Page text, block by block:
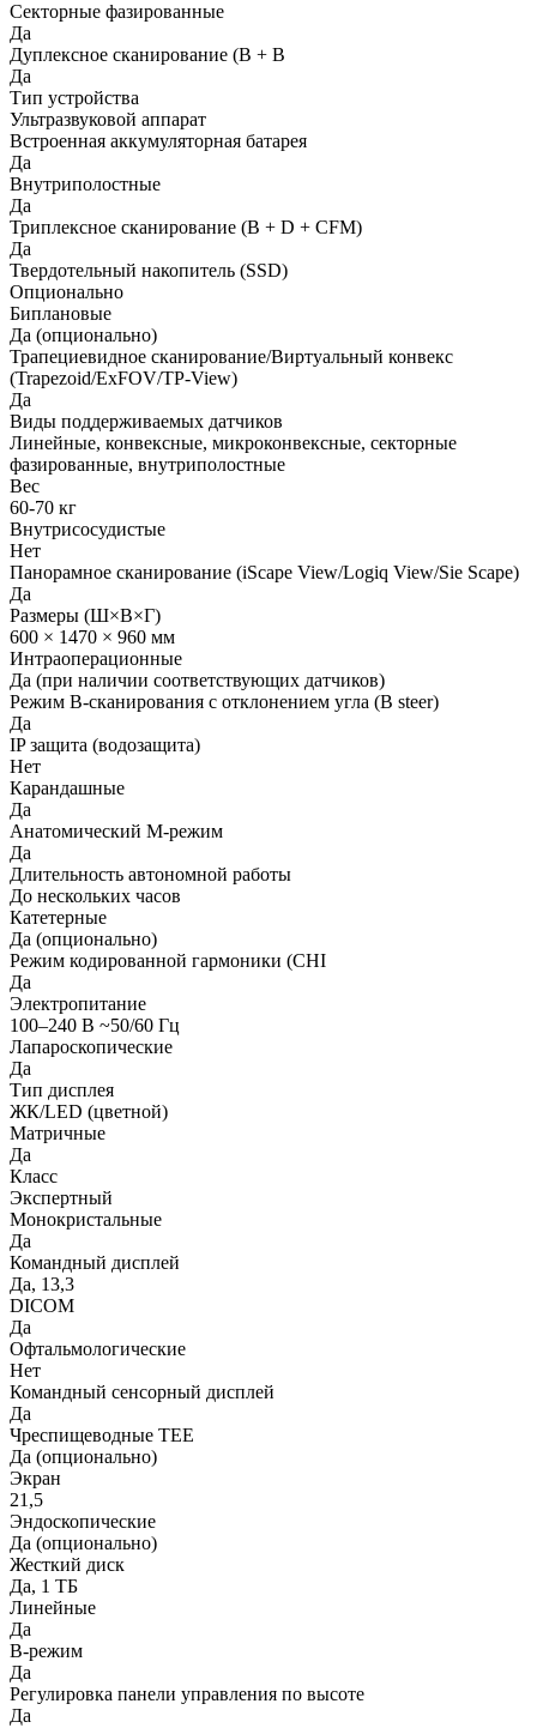
Секторные фазированные
Да
Дуплексное сканирование (В + В
Да
Тип устройства
Ультразвуковой аппарат
Встроенная аккумуляторная батарея
Да
Внутриполостные
Да
Триплексное сканирование (В + D + CFM)
Да
Твердотельный накопитель (SSD)
Опционально
Биплановые
Да (опционально)
Трапециевидное сканирование/Виртуальный конвекс
(Trapezoid/ExFOV/TP-View)
Да
Виды поддерживаемых датчиков
Линейные, конвексные, микроконвексные, секторные
фазированные, внутриполостные
Вес
60-70 кг
Внутрисосудистые
Нет
Панорамное сканирование (iScape View/Logiq View/Sie Scape)
Да
Размеры (Ш×В×Г)
600 × 1470 × 960 мм
Интраоперационные
Да (при наличии соответствующих датчиков)
Режим B-сканирования с отклонением угла (B steer)
Да
IP защита (водозащита)
Нет
Карандашные
Да
Анатомический М-режим
Да
Длительность автономной работы
До нескольких часов
Катетерные
Да (опционально)
Режим кодированной гармоники (CHI
Да
Электропитание
100–240 В ~50/60 Гц
Лапароскопические
Да
Тип дисплея
ЖК/LED (цветной)
Матричные
Да
Класс
Экспертный
Монокристальные
Да
Командный дисплей
Да, 13,3
DICOM
Да
Офтальмологические
Нет
Командный сенсорный дисплей
Да
Чреспищеводные TEE
Да (опционально)
Экран
21,5
Эндоскопические
Да (опционально)
Жесткий диск
Да, 1 ТБ
Линейные
Да
B-режим
Да
Регулировка панели управления по высоте
Да